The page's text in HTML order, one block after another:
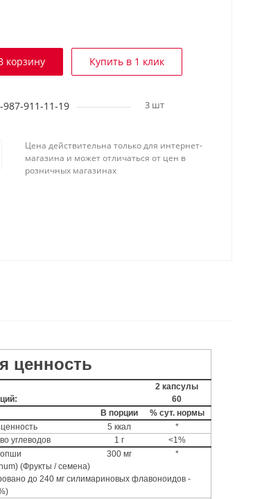
корзину Купить в 1 клик
987-911-11-19 3 шт
Цена действительна только для интернет-
магазина и может отличаться от цен в
розничных магазинах
ценность
2 капсулы
60
В порции
% сут. нормы
5 ккал
*
углеводов
1 г
<1%
300 мг
*
(Фрукты / семена)
до 240 мг силимариновых флавоноидов -